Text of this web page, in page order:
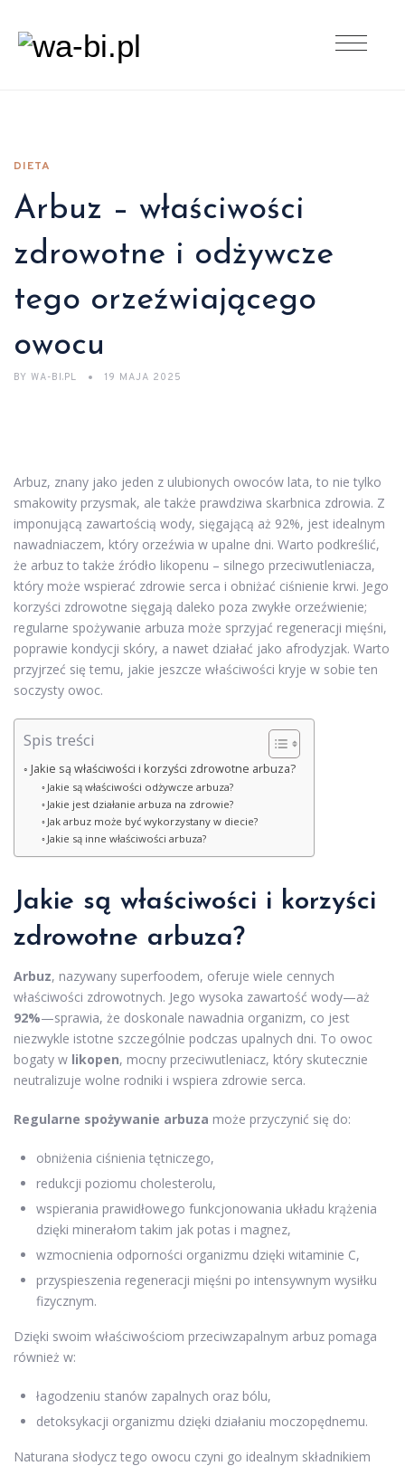
DIETA
Arbuz – właściwości
zdrowotne i odżywcze
tego orzeźwiającego
owocu
BY WA-BI.PL 19 MAJA 2025
Arbuz, znany jako jeden z ulubionych owoców lata, to nie tylko
smakowity przysmak, ale także prawdziwa skarbnica zdrowia. Z
imponującą zawartością wody, sięgającą aż 92%, jest idealnym
nawadniaczem, który orzeźwia w upalne dni. Warto podkreślić,
że arbuz to także źródło likopenu – silnego przeciwutleniacza,
który może wspierać zdrowie serca i obniżać ciśnienie krwi. Jego
korzyści zdrowotne sięgają daleko poza zwykłe orzeźwienie;
regularne spożywanie arbuza może sprzyjać regeneracji mięśni,
poprawie kondycji skóry, a nawet działać jako afrodyzjak. Warto
przyjrzeć się temu, jakie jeszcze właściwości kryje w sobie ten
soczysty owoc.
Spis treści
Jakie są właściwości i korzyści zdrowotne arbuza?
Jakie są właściwości odżywcze arbuza?
Jakie jest działanie arbuza na zdrowie?
Jak arbuz może być wykorzystany w diecie?
Jakie są inne właściwości arbuza?
Jakie są właściwości i korzyści
zdrowotne arbuza?
Arbuz, nazywany superfoodem, oferuje wiele cennych
właściwości zdrowotnych. Jego wysoka zawartość wody—aż
92%—sprawia, że doskonale nawadnia organizm, co jest
niezwykle istotne szczególnie podczas upalnych dni. To owoc
bogaty w likopen, mocny przeciwutleniacz, który skutecznie
neutralizuje wolne rodniki i wspiera zdrowie serca.
Regularne spożywanie arbuza może przyczynić się do:
obniżenia ciśnienia tętniczego,
redukcji poziomu cholesterolu,
wspierania prawidłowego funkcjonowania układu krążenia
dzięki minerałom takim jak potas i magnez,
wzmocnienia odporności organizmu dzięki witaminie C,
przyspieszenia regeneracji mięśni po intensywnym wysiłku
fizycznym.
Dzięki swoim właściwościom przeciwzapalnym arbuz pomaga
również w:
łagodzeniu stanów zapalnych oraz bólu,
detoksykacji organizmu dzięki działaniu moczopędnemu.
Naturana słodycz tego owocu czyni go idealnym składnikiem